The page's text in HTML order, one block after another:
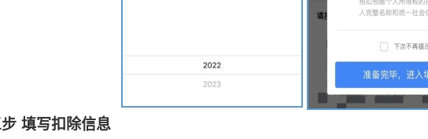
填写扣除信息